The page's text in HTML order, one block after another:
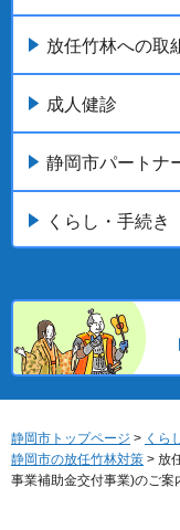
放任竹林への取
成人健診
静岡市パートナ
くらし・手続き
静岡市トップページ > くら
静岡市の放任竹林対策 > 放
事業補助金交付事業)のご案